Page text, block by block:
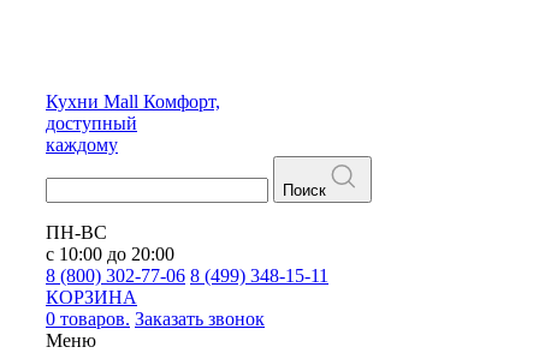
Кухни Mall Комфорт,
доступный
каждому
Поиск
ПН-ВС
с 10:00 до 20:00
8 (800) 302-77-06 8 (499) 348-15-11
КОРЗИНА
0 товаров. Заказать звонок
Меню